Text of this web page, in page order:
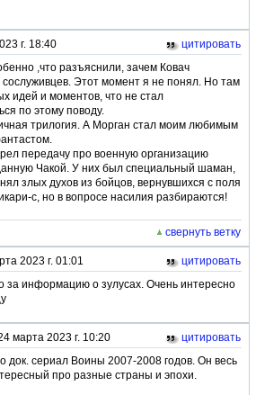
г. 18:40
цитировать
,что разъяснили, зачем Ковач
Этот момент я не понял. Но там
идей и моментов, что не стал
по этому поводу.
трилогия. А Морган стал моим любимым
передачу про военную организацию
Чакой. У них был специальный шаман,
злых духов из бойцов, вернувшихся с поля
с, но в вопросе насилия разбираются!
свернуть ветку
2023 г. 01:01
цитировать
за информацию о зулусах. Очень интересно
марта 2023 г. 10:20
цитировать
док. сериал Воины 2007-2008 годов. Он весь
про разные страны и эпохи.